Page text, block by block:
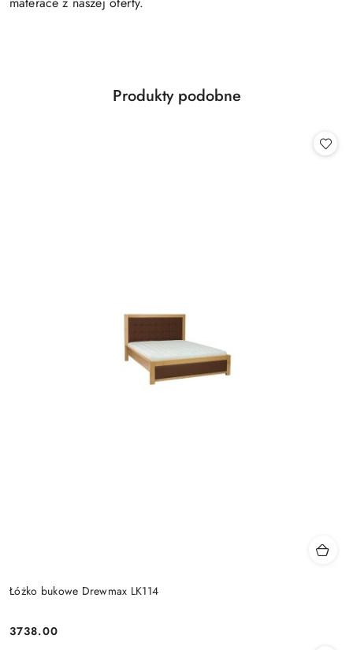
Pomiń karuzelę produktów
Produkty
Produkty podobne
Łóżko bukowe Drewmax LK114
Cena:
3738.00